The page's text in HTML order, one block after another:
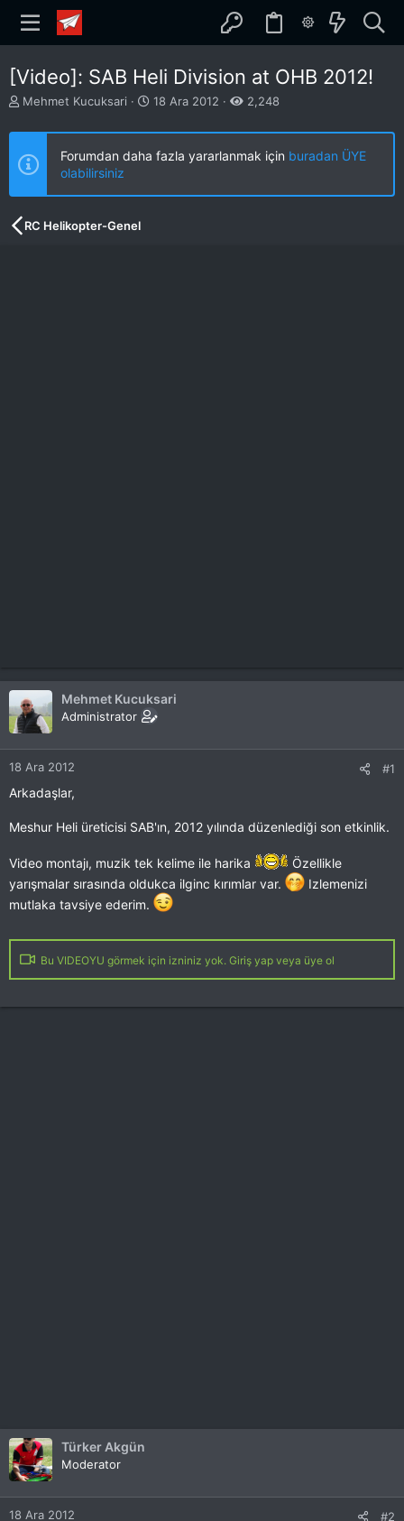
[Video]: SAB Heli Division at OHB 2012!
K
n
u
u
b
a
Mehmet Kucuksari
B
ş
a
g
18 Ara 2012 2,248
Forumdan daha fazla yararlanmak için buradan ÜYE
olabilirsiniz
RC Helikopter-Genel
Mehmet Kucuksari
Administrator
18 Ara 2012 #1
Arkadaşlar,
Meshur Heli üreticisi SAB'ın, 2012 yılında düzenlediği son etkinlik.
Video montajı, muzik tek kelime ile harika
Özellikle
yarışmalar sırasında oldukca ilginc kırımlar var.
Izlemenizi
mutlaka tavsiye ederim.
Bu VIDEOYU görmek için izniniz yok. Giriş yap veya üye ol
Türker Akgün
Moderator
18 Ara 2012 #2